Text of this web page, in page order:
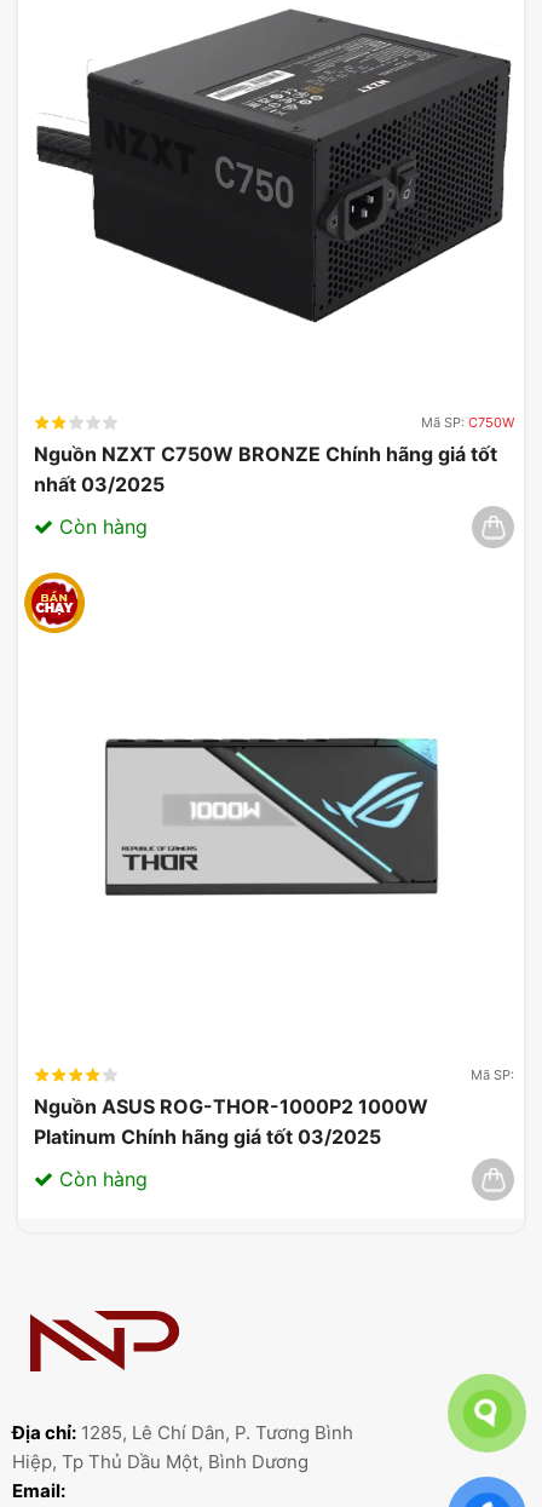
Mã SP: C750W
Nguồn NZXT C750W BRONZE Chính hãng giá tốt
nhất 03/2025
Còn hàng
Mã SP:
Nguồn ASUS ROG-THOR-1000P2 1000W
Platinum Chính hãng giá tốt 03/2025
Còn hàng
Địa chỉ: 1285, Lê Chí Dân, P. Tương Bình
Hiệp, Tp Thủ Dầu Một, Bình Dương
Email: